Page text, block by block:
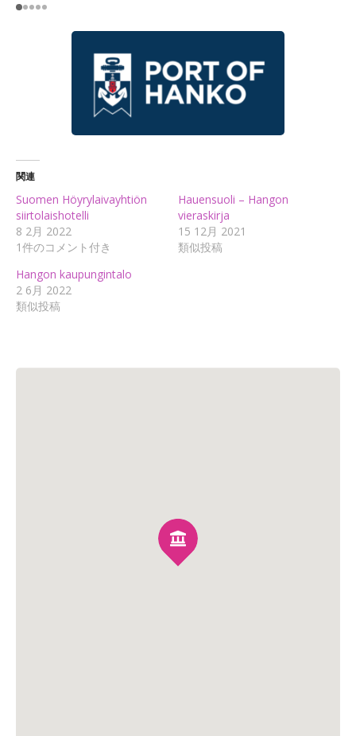
関連
Suomen Höyrylaivayhtiön
siirtolaishotelli
8 2月 2022
1件のコメント付き
Hauensuoli – Hangon
vieraskirja
15 12月 2021
類似投稿
Hangon kaupungintalo
2 6月 2022
類似投稿